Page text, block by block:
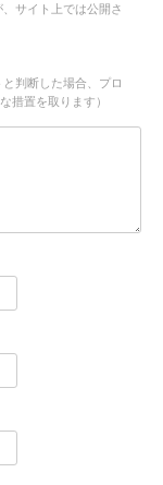
サイト上では公開さ
判断した場合、プロ
措置を取ります）